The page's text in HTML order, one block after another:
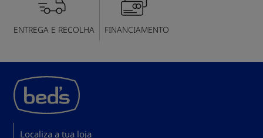
ENTREGA E RECOLHA FINANCIAMENTO
Localiza a tua loja